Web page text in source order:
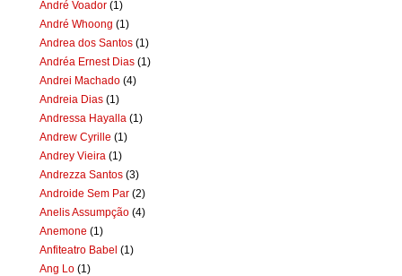
André Voador (1)
André Whoong (1)
Andrea dos Santos (1)
Andréa Ernest Dias (1)
Andrei Machado (4)
Andreia Dias (1)
Andressa Hayalla (1)
Andrew Cyrille (1)
Andrey Vieira (1)
Andrezza Santos (3)
Androide Sem Par (2)
Anelis Assumpção (4)
Anemone (1)
Anfiteatro Babel (1)
Ang Lo (1)